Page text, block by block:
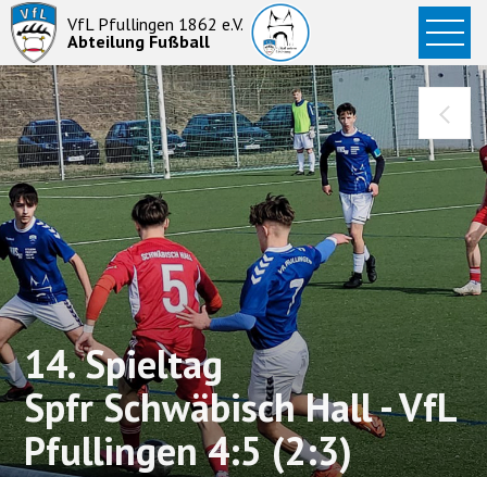
VfL Pfullingen 1862 e.V.
Abteilung Fußball
Startseite
News
Aktive
Junioren
Abteilung
14. Spieltag
Spfr Schwäbisch Hall - VfL
Pfullingen 4:5 (2:3)